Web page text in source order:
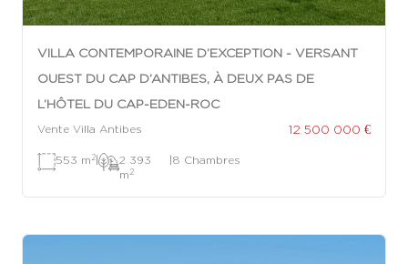
VILLA CONTEMPORAINE D’EXCEPTION - VERSANT
OUEST DU CAP D’ANTIBES, À DEUX PAS DE
L’HÔTEL DU CAP-EDEN-ROC
Vente Villa Antibes 12 500 000 €
553 m 2|
2 393
m 2
|8 Chambres